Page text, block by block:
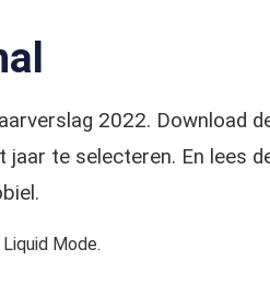
2022. Download
te selecteren. En lees
Mode.